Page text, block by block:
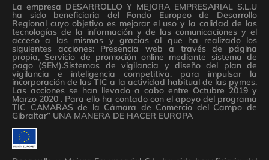
La empresa DESARROLLO Y MEJORA EMPRESARIAL S.L.U
ha sido beneficiaria del Fondo Europeo de Desarrollo
Regional cuyo objetivo es mejorar el uso y la calidad de las
tecnologías de la información y de las comunicaciones y el
acceso a las mismas y gracias al que ha realizado los
siguientes acciones: Presencia web a través de página
propia, Servicio de promoción online mediante sistema de
pago (SEM).Sistemas de vigilancia y diseño del plan de
vigilancia e inteligencia competitiva. para impulsar la
incorporación de las TIC a la actividad habitual de las pymes.
Las acciones se han llevado a cabo entre Octubre 2019 y
Marzo 2020 . Para ello ha contado con el apoyo del programa
TIC CAMARAS de la Cámara de Comercio del Campo de
Gibraltar” UNA MANERA DE HACER EUROPA